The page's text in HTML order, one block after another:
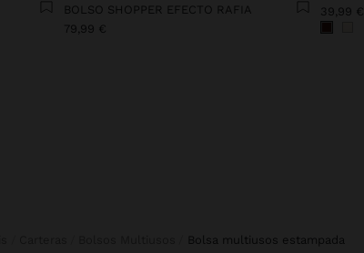
BOLSO SHOPPER EFECTO RAFIA
79,99 €
39,99 €
bolsa multiusos estampada